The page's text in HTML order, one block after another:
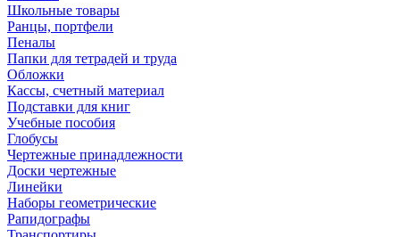
Школьные товары
Ранцы, портфели
Пеналы
Папки для тетрадей и труда
Обложки
Кассы, счетный материал
Подставки для книг
Учебные пособия
Глобусы
Чертежные принадлежности
Доски чертежные
Линейки
Наборы геометрические
Рапидографы